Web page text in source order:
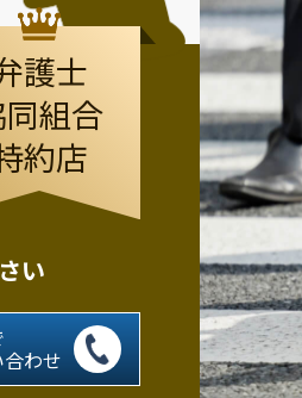
護士
組合
約店
い
わせ